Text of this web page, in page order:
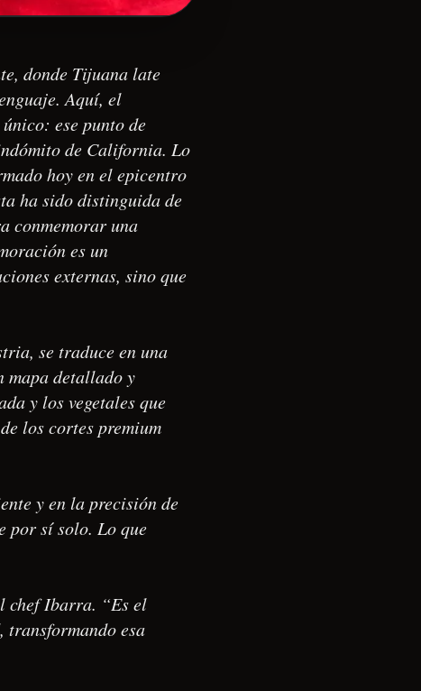
donde Tijuana late
Aquí, el
ese punto de
de California. Lo
hoy en el epicentro
ha sido distinguida de
conmemorar una
es un
externas, sino que
se traduce en una
mapa detallado y
y los vegetales que
los cortes premium
y en la precisión de
por sí solo. Lo que
chef Ibarra. “Es el
transformando esa